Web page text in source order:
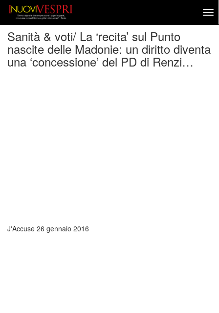
Sanità & voti/ La ‘recita’ sul Punto
nascite delle Madonie: un diritto diventa
una ‘concessione’ del PD di Renzi…
J'Accuse 26 gennaio 2016